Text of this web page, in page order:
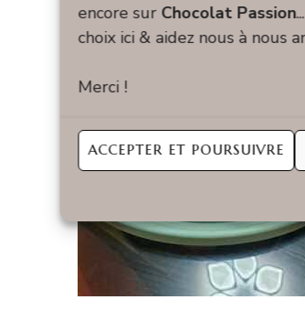
encore sur Chocolat Passion
choix ici & aidez nous à nous
Merci !
ACCEPTER ET POURSUIVRE